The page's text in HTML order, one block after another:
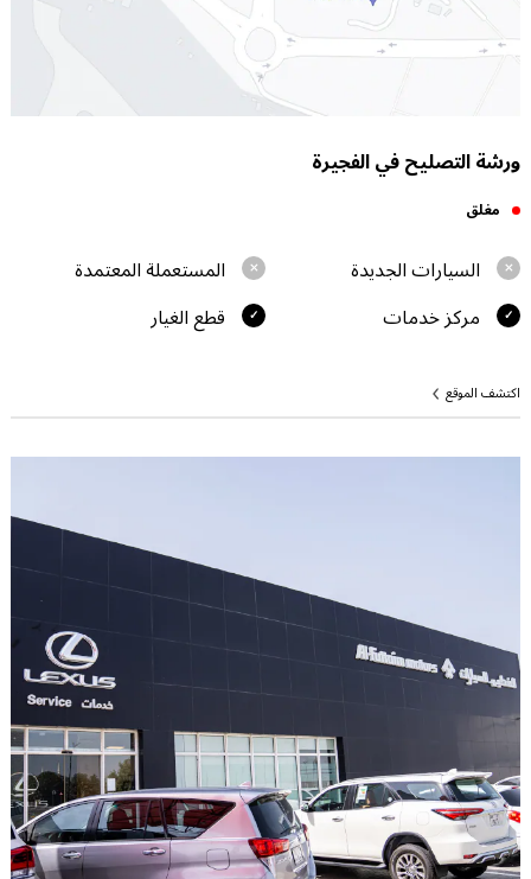
ورشة التصليح في الفجيرة
مغلق
السيارات الجديدة
المستعملة المعتمدة
مركز خدمات
قطع الغيار
اكتشف الموقع